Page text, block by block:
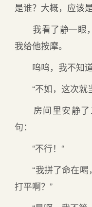
是谁？大概，应
我看了静一眼，
我给他按摩。
呜呜，我不知道
“不如，这次就当
房间里安静了
句：
“不行！“
“我拼了命在喝
打平啊？”